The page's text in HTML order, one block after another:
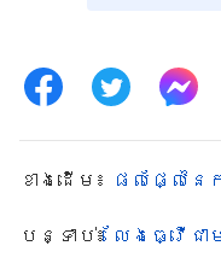
ធ្ងន់ធ្ងរមិនខា
ខ្ញុំហៀបនឹងសរសេ
ទទួលយក នោះវាជា
ខាង​ដើម៖ ផលផ្លែន
បន្ទាប់៖ លែងធ្វើជ